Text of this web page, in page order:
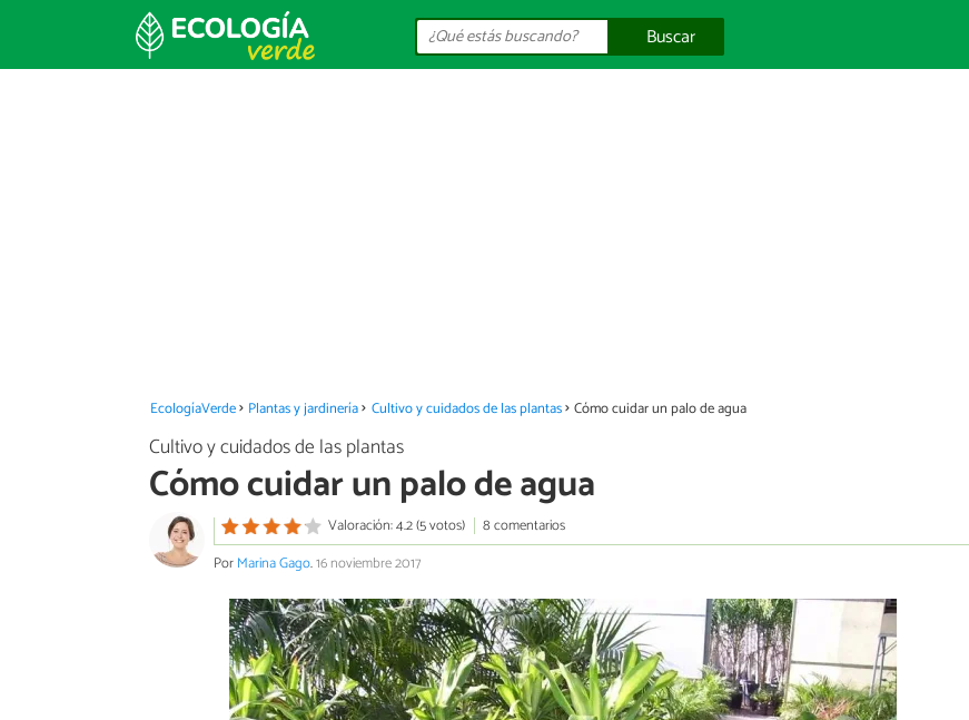
Buscar
EcologíaVerde Plantas y jardinería Cultivo y cuidados de las plantas Cómo cuidar un palo de agua
Cultivo y cuidados de las plantas
Cómo cuidar un palo de agua
Valoración: 4.2 (5 votos)
8 comentarios
PorMarina Gago.16 noviembre 2017